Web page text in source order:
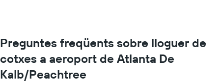
Preguntes freqüents sobre lloguer de
cotxes a aeroport de Atlanta De
Kalb/Peachtree